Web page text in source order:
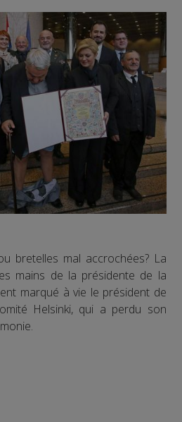
bretelles mal accrochées? La
mains de la présidente de la
marqué à vie le président de
Helsinki, qui a perdu son